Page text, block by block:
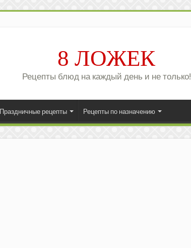
8 ЛОЖЕК
Рецепты блюд на каждый день и не только!
Праздничные рецепты Рецепты по назначению